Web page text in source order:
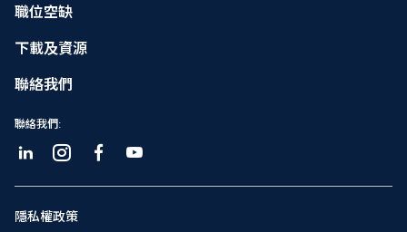
職位空缺
下載及資源
聯絡我們
聯絡我們:
隱私權政策